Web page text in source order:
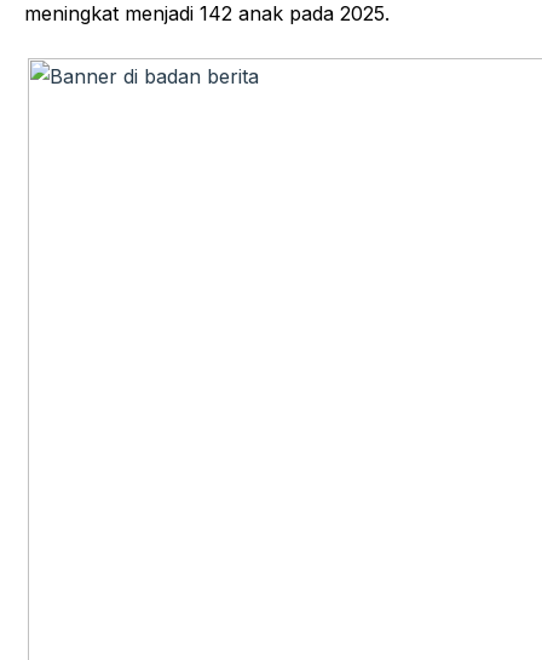
meningkat menjadi 142 anak pada 2025.